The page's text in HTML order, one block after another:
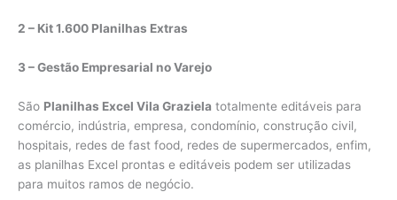
2 – Kit 1.600 Planilhas Extras
3 – Gestão Empresarial no Varejo
São Planilhas Excel Vila Graziela totalmente editáveis para
comércio, indústria, empresa, condomínio, construção civil,
hospitais, redes de fast food, redes de supermercados, enfim,
as planilhas Excel prontas e editáveis podem ser utilizadas
para muitos ramos de negócio.